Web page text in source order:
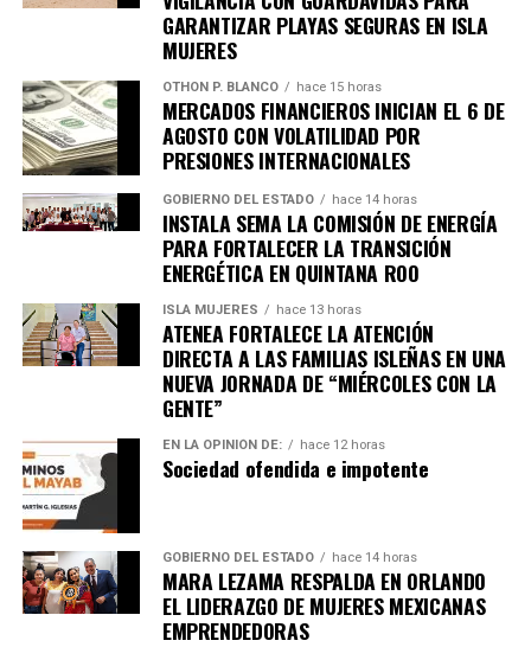
Villanueva, junto con la iniciativa privada, organizaron un
concurso “Tu bote, tu identidad”, mediante el cual se
entregaron botes de basura a familias holboxeñas con el
propósito de que cada vivienda cuente con un recipiente
para almacenar correctamente sus desechos antes de la
recolección.
Ese concurso lo ganó el ciudadano Jhonny Manuel Moguel
Canto, quien obtuvo como premio una estancia de tres
noches para dos personas en un hotel de la Riviera Maya,
cortesía de la empresa “Viajes Lili”, que además participó
como patrocinadora de la entrega de contenedores. Al
tiempo…
GARANTIZAR PLAYAS SEGURAS EN ISLA
MUJERES
OTHON P. BLANCO hace 15 horas
MERCADOS FINANCIEROS INICIAN EL 6 DE
AGOSTO CON VOLATILIDAD POR
PRESIONES INTERNACIONALES
GOBIERNO DEL ESTADO hace 14 horas
INSTALA SEMA LA COMISIÓN DE ENERGÍA
PARA FORTALECER LA TRANSICIÓN
ENERGÉTICA EN QUINTANA ROO
ISLA MUJERES hace 13 horas
ATENEA FORTALECE LA ATENCIÓN
DIRECTA A LAS FAMILIAS ISLEÑAS EN UNA
NUEVA JORNADA DE “MIÉRCOLES CON LA
GENTE”
EN LA OPINIÓN DE: hace 12 horas
Sociedad ofendida e impotente
GOBIERNO DEL ESTADO hace 14 horas
MARA LEZAMA RESPALDA EN ORLANDO
EL LIDERAZGO DE MUJERES MEXICANAS
EMPRENDEDORAS